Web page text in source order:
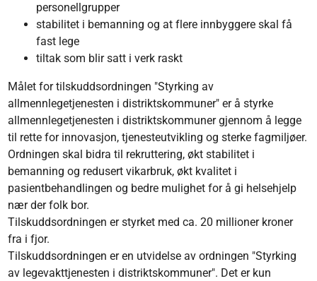
personellgrupper
stabilitet i bemanning og at flere innbyggere skal få
fast lege
tiltak som blir satt i verk raskt
Målet for tilskuddsordningen "Styrking av
allmennlegetjenesten i distriktskommuner" er å styrke
allmennlegetjenesten i distriktskommuner gjennom å legge
til rette for innovasjon, tjenesteutvikling og sterke fagmiljøer.
Ordningen skal bidra til rekruttering, økt stabilitet i
bemanning og redusert vikarbruk, økt kvalitet i
pasientbehandlingen og bedre mulighet for å gi helsehjelp
nær der folk bor.
Tilskuddsordningen er styrket med ca. 20 millioner kroner
fra i fjor.
Tilskuddsordningen er en utvidelse av ordningen "Styrking
av legevakttjenesten i distriktskommuner". Det er kun